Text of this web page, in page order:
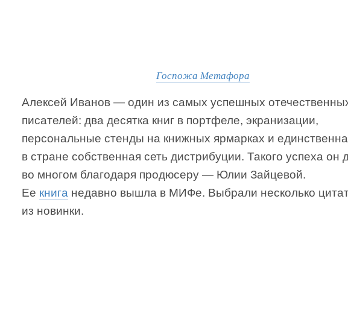
Госпожа Метафора
Алексей Иванов — один из самых успешных
писателей: два десятка книг в портфеле, экранизации,
персональные стенды на книжных ярмарках и
в стране собственная сеть дистрибуции. Такого успеха он
во многом благодаря продюсеру — Юлии Зайцевой.
Ее книга недавно вышла в МИФе. Выбрали несколько
из новинки.